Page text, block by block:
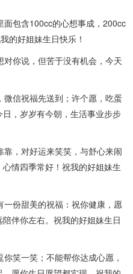
包含100cc的心想事成，200cc
的好姐妹生日快乐！
你说，但苦于没有机会，今天
信祝福先送到；许个愿，吃蛋
，岁岁有今朝，生活事业步步
，对好运来笑笑，与舒心来闹
情四季常好！祝我的好姐妹生
份甜美的祝福：祝你健康，愿
伴你左右。祝我的好姐妹生日
笑一笑；不能帮你达成心愿，